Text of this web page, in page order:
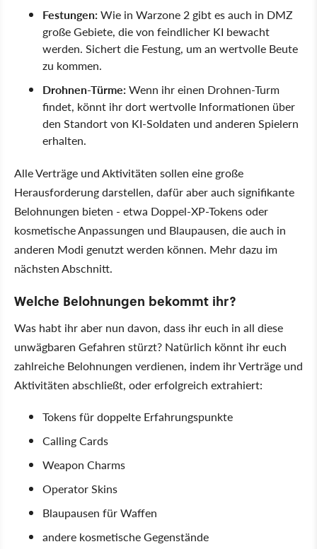
Festungen:Wie in Warzone 2 gibt es auch in DMZ
große Gebiete, die von feindlicher KI bewacht
werden. Sichert die Festung, um an wertvolle Beute
zu kommen.
Drohnen-Türme:Wenn ihr einen Drohnen-Turm
findet, könnt ihr dort wertvolle Informationen über
den Standort von KI-Soldaten und anderen Spielern
erhalten.
Alle Verträge und Aktivitäten sollen eine große
Herausforderung darstellen, dafür aber auch signifikante
Belohnungen bieten - etwa Doppel-XP-Tokens oder
kosmetische Anpassungen und Blaupausen, die auch in
anderen Modi genutzt werden können. Mehr dazu im
nächsten Abschnitt.
Welche Belohnungen bekommt ihr?
Was habt ihr aber nun davon, dass ihr euch in all diese
unwägbaren Gefahren stürzt? Natürlich könnt ihr euch
zahlreiche Belohnungen verdienen, indem ihr Verträge und
Aktivitäten abschließt, oder erfolgreich extrahiert:
Tokens für doppelte Erfahrungspunkte
Calling Cards
Weapon Charms
Operator Skins
Blaupausen für Waffen
andere kosmetische Gegenstände